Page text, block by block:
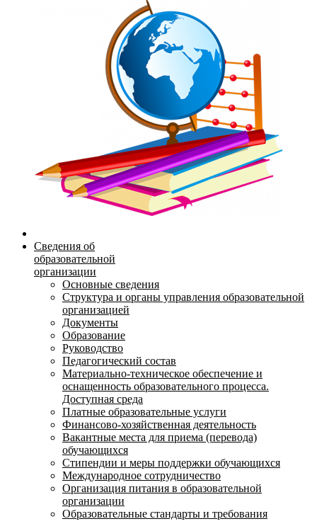
Сведения об
образовательной
организации
Основные сведения
Структура и органы управления образовательной
организацией
Документы
Образование
Руководство
Педагогический состав
Материально-техническое обеспечение и
оснащенность образовательного процесса.
Доступная среда
Платные образовательные услуги
Финансово-хозяйственная деятельность
Вакантные места для приема (перевода)
обучающихся
Стипендии и меры поддержки обучающихся
Международное сотрудничество
Организация питания в образовательной
организации
Образовательные стандарты и требования